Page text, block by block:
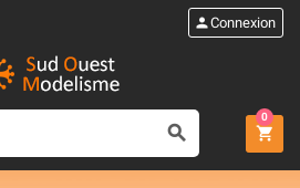
search
personConnexion
shopping_cart
0